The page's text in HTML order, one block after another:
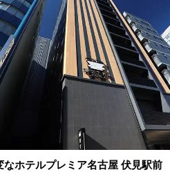
なホテルプレミア名古屋 伏見駅前